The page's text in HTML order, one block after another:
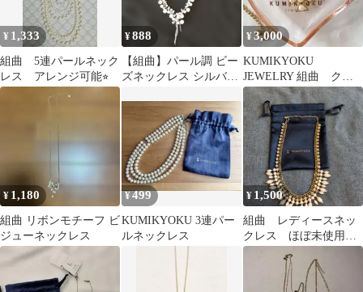
¥ 1,333
組曲 5連パールネック
レス アレンジ可能⭐︎
¥888
【組曲】パール調 ビー
ズネックレス シルバー
¥3,000
KUMIKYOKU
JEWELRY 組曲 クロ
ス パール ネックレス
¥ 1,180
組曲 リボンモチーフ ビ
ジューネックレス
¥499
KUMIKYOKU 3連パー
ルネックレス
¥ 1,500
組曲 レディースネッ
クレス ほぼ未使用
美品 袋付き 格安